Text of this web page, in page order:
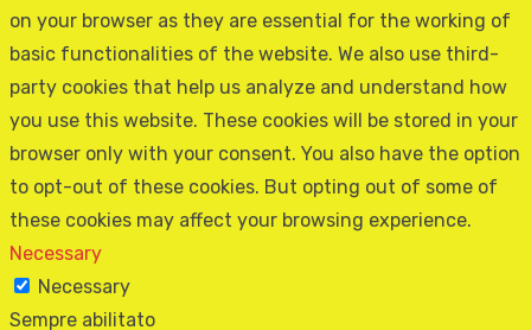
on your browser as they are essential for the working of
basic functionalities of the website. We also use third-
party cookies that help us analyze and understand how
you use this website. These cookies will be stored in your
browser only with your consent. You also have the option
to opt-out of these cookies. But opting out of some of
these cookies may affect your browsing experience.
Necessary
Necessary
Sempre abilitato